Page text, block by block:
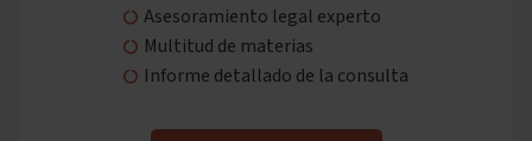
Asesoramiento legal experto
Multitud de materias
Informe detallado de la consulta